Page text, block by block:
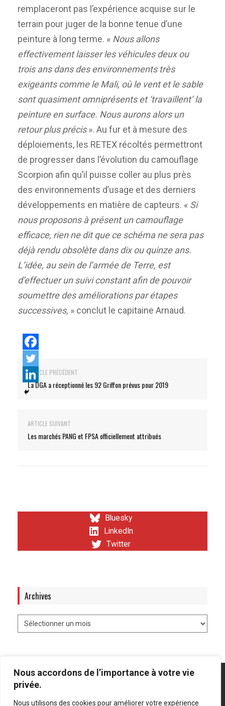
Nous accordons de l’importance à votre vie
privée.
Nous utilisons des cookies pour améliorer votre expérience
remplaceront pas l’expérience acquise sur le
terrain pour juger de la bonne tenue d’une
peinture à long terme. « Nous allons
effectivement laisser les véhicules deux ou
trois ans dans des environnements très
exigeants comme le Mali, où le vent et le sable
sont quasiment omniprésents et ‘travaillent’ la
peinture en surface. Nous aurons alors un
retour plus précis». Au fur et à mesure des
déploiements, les RETEX récoltés permettront
de progresser dans l’évolution du camouflage
Scorpion afin qu’il puisse coller au plus près
des environnements d’usage et des derniers
développements en matière de capteurs. « Si
nous proposons à présent un camouflage
efficace, rien ne dit que ce schéma ne sera pas
déjà rendu obsolète dans dix ou quinze ans.
L’idée, au sein de l’armée de Terre, est
d’effectuer un suivi constant afin de pouvoir
soumettre des améliorations par étapes
successives, » conclut le capitaine Arnaud.
ARTICLE PRÉCÉDENT
La DGA a réceptionné les 92 Griffon prévus pour 2019
ARTICLE SUIVANT
Les marchés PANG et FPSA officiellement attribués
Bluesky
LinkedIn
Twitter
Archives